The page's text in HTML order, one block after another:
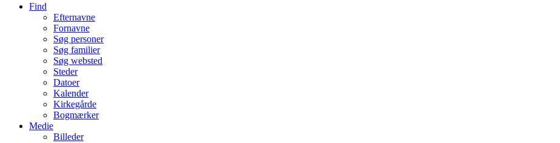
Find
Efternavne
Fornavne
Søg personer
Søg familier
Søg websted
Steder
Datoer
Kalender
Kirkegårde
Bogmærker
Medie
Billeder